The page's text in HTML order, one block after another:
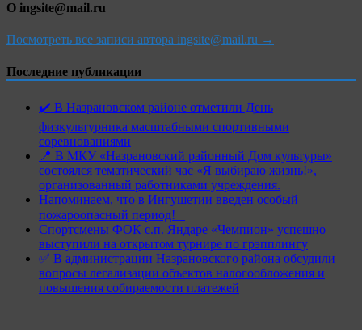
О ingsite@mail.ru
Посмотреть все записи автора ingsite@mail.ru →
Последние публикации
✔️ В Назрановском районе отметили День
физкультурника масштабными спортивными
соревнованиями
📍 В МКУ «Назрановский районный Дом культуры»
состоялся тематический час «Я выбираю жизнь!»,
организованный работниками учреждения.
Напоминаем, что в Ингушетии введен особый
пожароопасный период!⁣⁣⠀
Спортсмены ФОК с.п. Яндаре «Чемпион» успешно
выступили на открытом турнире по грэпплингу
✅ В администрации Назрановского района обсудили
вопросы легализации объектов налогообложения и
повышения собираемости платежей